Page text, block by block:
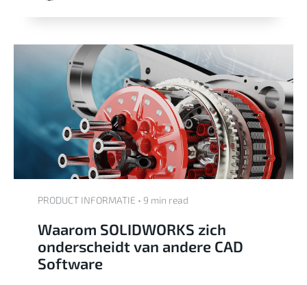
PRODUCT INFORMATIE • 9 min read
Waarom SOLIDWORKS zich
onderscheidt van andere CAD
Software